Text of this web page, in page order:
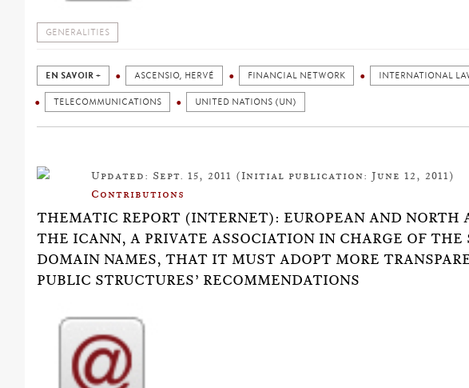
GENERALITIES
EN SAVOIR + ASCENSIO, HERVÉ FINANCIAL NETWORK INTERNATIONAL
TELECOMMUNICATIONS UNITED NATIONS (UN)
Updated: Sept. 15, 2011 (Initial publication: June 12, 2011)
Contributions
THEMATIC REPORT (INTERNET): EUROPEAN AND
THE ICANN, A PRIVATE ASSOCIATION IN CHARGE OF
DOMAIN NAMES, THAT IT MUST ADOPT MORE
PUBLIC STRUCTURES’ RECOMMENDATIONS